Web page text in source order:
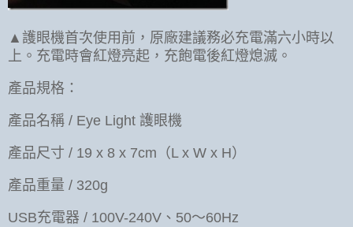
▲護眼機首次使用前，原廠建議務必充電滿六小時以
上。充電時會紅燈亮起，充飽電後紅燈熄滅。
產品規格：
產品名稱 / Eye Light 護眼機
產品尺寸 / 19 x 8 x 7cm（L x W x H）
產品重量 / 320g
USB充電器 / 100V-240V、50～60Hz